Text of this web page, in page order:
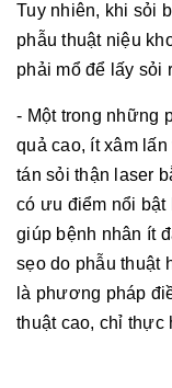
Tuy nhiên, khi sỏi
phẫu thuật niệu
phải mổ để lấy sỏi
- Một trong những
quả cao, ít xâm
tán sỏi thận laser
có ưu điểm nổi bật
giúp bệnh nhân ít
sẹo do phẫu thuật
là phương pháp
thuật cao, chỉ